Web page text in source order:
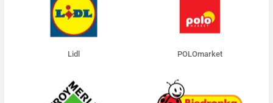
Lidl POLOmarket